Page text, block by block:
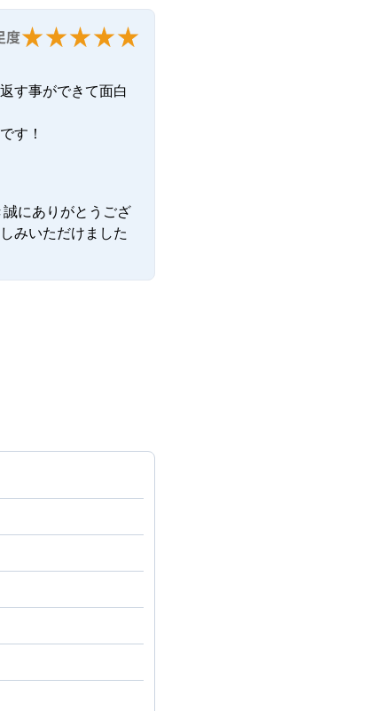
度
す事ができて面白
す！
にありがとうござ
みいただけました